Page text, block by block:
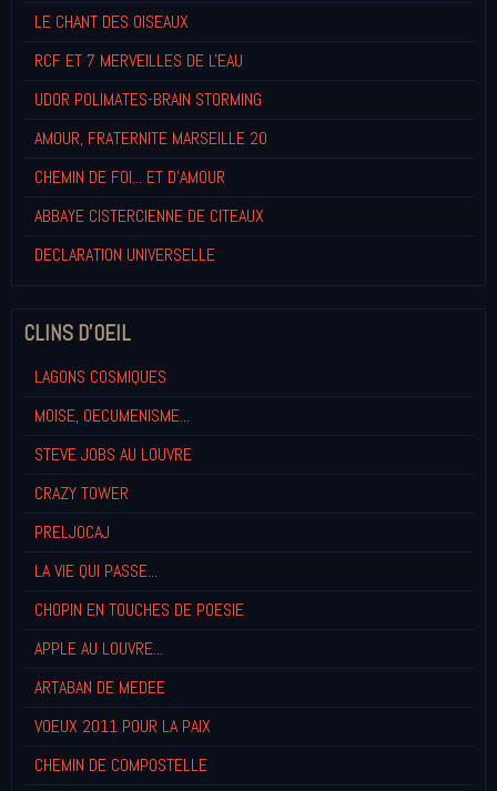
LE CHANT DES OISEAUX
RCF ET 7 MERVEILLES DE L'EAU
UDOR POLIMATES-BRAIN STORMING
AMOUR, FRATERNITE MARSEILLE 20
CHEMIN DE FOI... ET D'AMOUR
ABBAYE CISTERCIENNE DE CITEAUX
DECLARATION UNIVERSELLE
CLINS D'OEIL
LAGONS COSMIQUES
MOISE, OECUMENISME...
STEVE JOBS AU LOUVRE
CRAZY TOWER
PRELJOCAJ
LA VIE QUI PASSE...
CHOPIN EN TOUCHES DE POESIE
APPLE AU LOUVRE...
ARTABAN DE MEDEE
VOEUX 2011 POUR LA PAIX
CHEMIN DE COMPOSTELLE